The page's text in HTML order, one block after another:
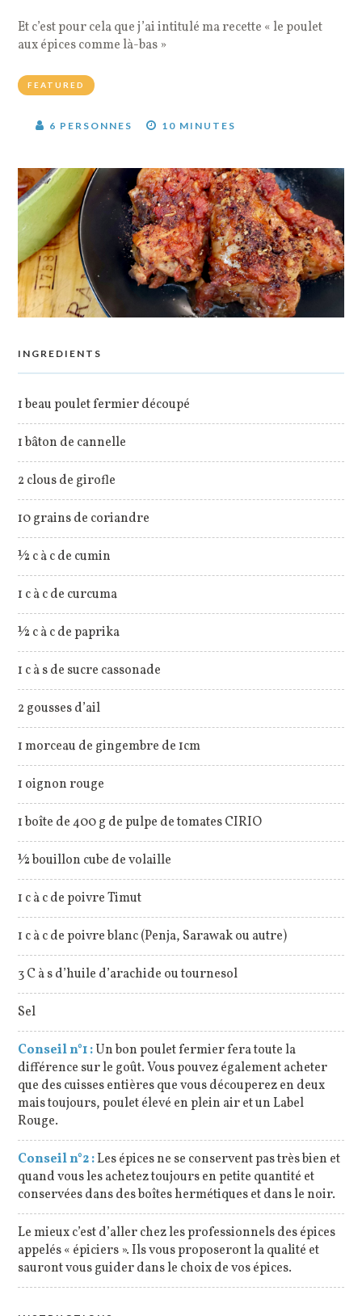
Et c’est pour cela que j’ai intitulé ma recette « le poulet
aux épices comme là-bas »
FEATURED
6 PERSONNES 10 MINUTES
INGREDIENTS
1 beau poulet fermier découpé
1 bâton de cannelle
2 clous de girofle
10 grains de coriandre
½ c à c de cumin
1 c à c de curcuma
½ c à c de paprika
1 c à s de sucre cassonade
2 gousses d’ail
1 morceau de gingembre de 1cm
1 oignon rouge
1 boîte de 400 g de pulpe de tomates CIRIO
½ bouillon cube de volaille
1 c à c de poivre Timut
1 c à c de poivre blanc (Penja, Sarawak ou autre)
3 C à s d’huile d’arachide ou tournesol
Sel
Conseil n°1 :Un bon poulet fermier fera toute la
différence sur le goût. Vous pouvez également acheter
que des cuisses entières que vous découperez en deux
mais toujours, poulet élevé en plein air et un Label
Rouge.
Conseil n°2 :Les épices ne se conservent pas très bien et
quand vous les achetez toujours en petite quantité et
conservées dans des boîtes hermétiques et dans le noir.
Le mieux c’est d’aller chez les professionnels des épices
appelés « épiciers ». Ils vous proposeront la qualité et
sauront vous guider dans le choix de vos épices.